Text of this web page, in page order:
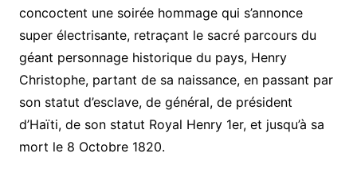
concoctent une soirée hommage qui s’annonce
super électrisante, retraçant le sacré parcours du
géant personnage historique du pays, Henry
Christophe, partant de sa naissance, en passant par
son statut d’esclave, de général, de président
d’Haïti, de son statut Royal Henry 1er, et jusqu’à sa
mort le 8 Octobre 1820.